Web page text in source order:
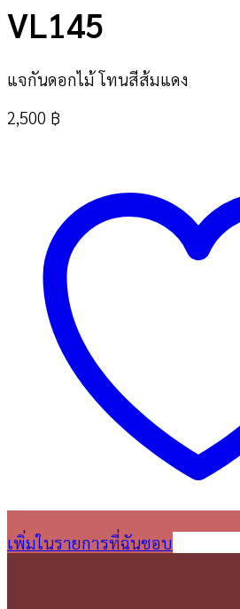
VL145
แจกันดอกไม้ โทนสีส้มแดง
2,500 ฿
เพิ่มในรายการที่ฉันชอบ